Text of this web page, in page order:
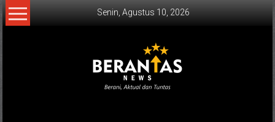
Lompat
ke
Senin, Agustus 10, 2026